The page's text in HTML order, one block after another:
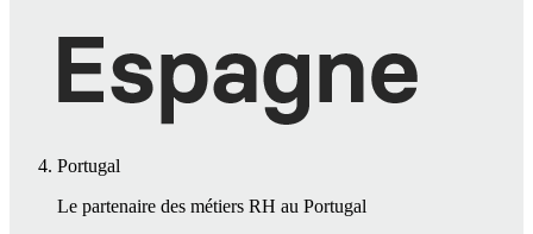
Portugal
Le partenaire des métiers RH au Portugal